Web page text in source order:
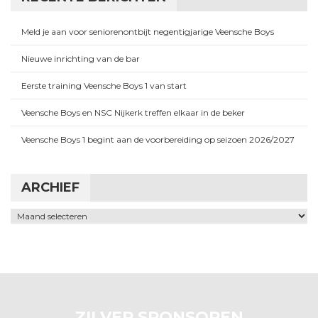
Meld je aan voor seniorenontbijt negentigjarige Veensche Boys
Nieuwe inrichting van de bar
Eerste training Veensche Boys 1 van start
Veensche Boys en NSC Nijkerk treffen elkaar in de beker
Veensche Boys 1 begint aan de voorbereiding op seizoen 2026/2027
ARCHIEF
Archief